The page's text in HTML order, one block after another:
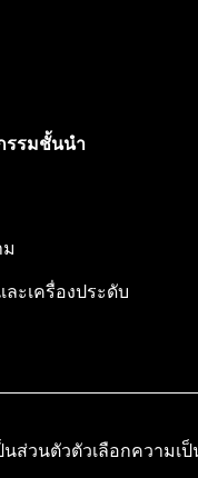
รรมชั้นนำ
ะเครื่องประดับ
นส่วนตัวตัวเลือกความเ